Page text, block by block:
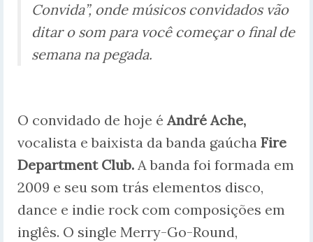
Convida”, onde músicos convidados vão
ditar o som para você começar o final de
semana na pegada.
O convidado de hoje é André Ache,
vocalista e baixista da banda gaúcha Fire
Department Club. A banda foi formada em
2009 e seu som trás elementos disco,
dance e indie rock com composições em
inglês. O single Merry-Go-Round,